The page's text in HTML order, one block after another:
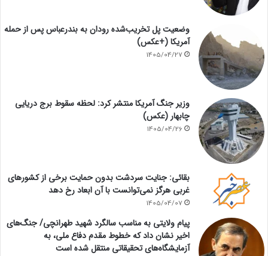
وضعیت پل تخریب‌شده رودان به بندرعباس پس از حمله
آمریکا (+عکس)
1405/04/27
وزیر جنگ آمریکا منتشر کرد: لحظه سقوط برج دریایی
چابهار (عکس)
1405/04/26
بقائی: جنایت سردشت بدون حمایت برخی از کشورهای
غربی هرگز نمی‌توانست با آن ابعاد رخ دهد
1405/04/07
پیام ولایتی به مناسب سالگرد شهید طهرانچی/ جنگ‌های
اخیر نشان داد که خطوط مقدم دفاع ملی، به
آزمایشگاه‌های تحقیقاتی منتقل شده است